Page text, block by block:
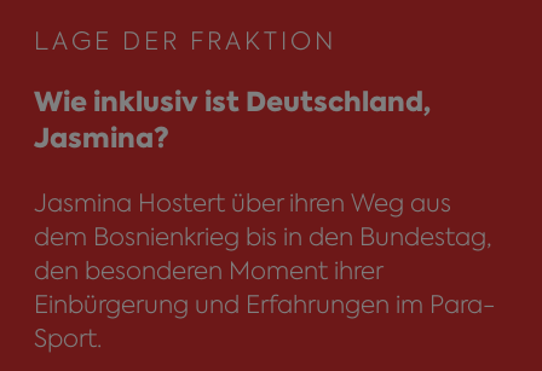
LAGE DER FRAKTION
Wie inklusiv ist Deutschland,
Jasmina?
Jasmina Hostert über ihren Weg aus
dem Bosnienkrieg bis in den Bundestag,
den besonderen Moment ihrer
Einbürgerung und Erfahrungen im Para-
Sport.